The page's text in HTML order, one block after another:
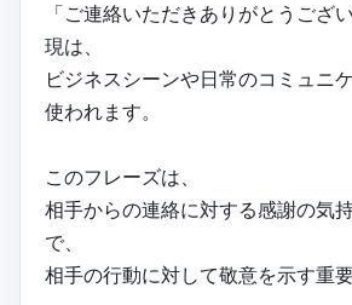
「ご連絡いただきありがとうござ
現は、
ビジネスシーンや日常のコミュニ
使われます。
このフレーズは、
相手からの連絡に対する感謝の気
で、
相手の行動に対して敬意を示す重